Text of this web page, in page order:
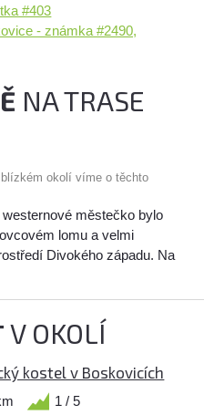
#403
- známka #2490,
NA TRASE
okolí víme o těchto
westernové městečko bylo
lomu a velmi
Divokého západu. Na
V OKOLÍ
kostel v Boskovicích
1 / 5